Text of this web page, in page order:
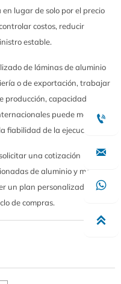
lugar de solo por el precio
costos, reducir
estable.
de láminas de aluminio
o de exportación, trabajar
producción, capacidad
puede mejorar
fiabilidad de la ejecución.
una cotización
de aluminio y metal
un plan personalizado y
de compras.



